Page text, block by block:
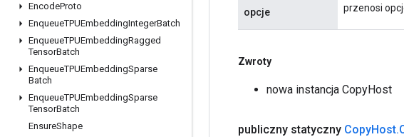
EncodeProto
EnqueueTPUEmbeddingIntegerBatch
EnqueueTPUEmbeddingRagged
TensorBatch
EnqueueTPUEmbeddingSparse
Batch
EnqueueTPUEmbeddingSparse
TensorBatch
EnsureShape
opcje przenosi
Zwroty
nowa instancja CopyHost
publiczny statyczny CopyHost.